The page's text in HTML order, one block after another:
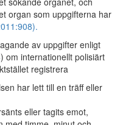
organ som uppgifterna har
av uppgifter enligt
) om internationellt polisiärt
registrera
har lett till en träff eller
eller tagits emot,